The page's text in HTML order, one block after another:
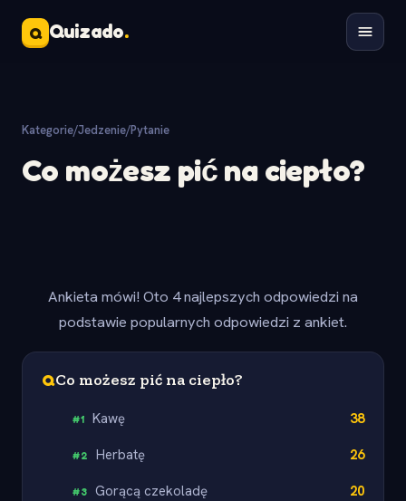
Q Quizado.
Kategorie/Jedzenie/Pytanie
Co możesz pić na ciepło?
Ankieta mówi! Oto 4 najlepszych odpowiedzi na
podstawie popularnych odpowiedzi z ankiet.
QCo możesz pić na ciepło?
#1 Kawę 38
#2 Herbatę 26
#3 Gorącą czekoladę 20